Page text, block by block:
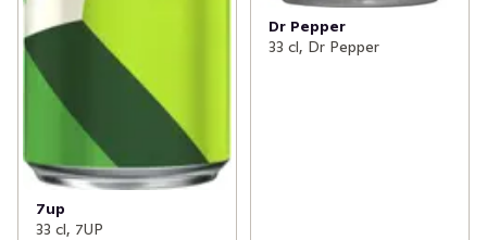
7up
33 cl, 7UP
Dr Pepper
33 cl, Dr Pepper